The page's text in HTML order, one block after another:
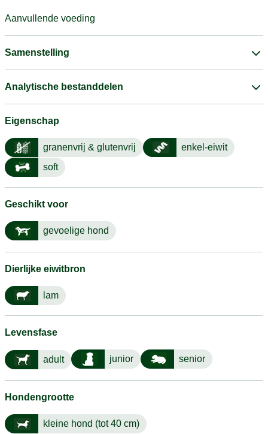
Aanvullende voeding
Samenstelling
Analytische bestanddelen
Eigenschap
granenvrij & glutenvrij
enkel-eiwit
soft
Geschikt voor
gevoelige hond
Dierlijke eiwitbron
lam
Levensfase
adult junior senior
Hondengrootte
kleine hond (tot 40 cm)